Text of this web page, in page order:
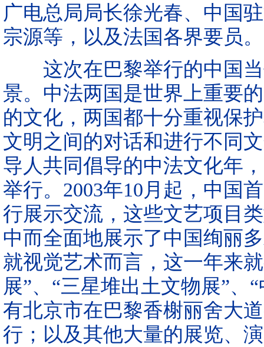
广电总局局长徐光春、中国
宗源等，以及法国各界要员。
这次在巴黎举行的中国当
景。中法两国是世界上重要
的文化，两国都十分重视保
文明之间的对话和进行不同
导人共同倡导的中法文化年
举行。2003年10月起，中国
行展示交流，这些文艺项目
中而全面地展示了中国绚丽
就视觉艺术而言，这一年来
展”、“三星堆出土文物展”、
有北京市在巴黎香榭丽舍大
行；以及其他大量的展览、